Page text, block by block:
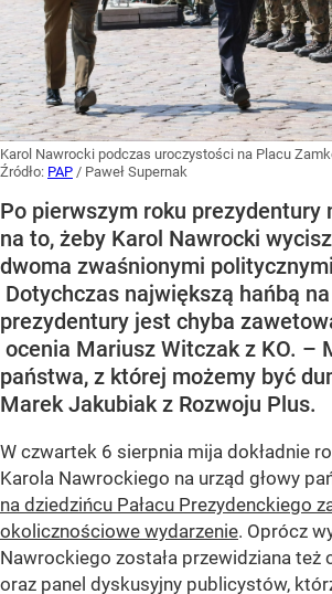
Karol Nawrocki podczas uroczystości na Placu
Źródło: PAP / Paweł Supernak
Po pierwszym roku prezydentury
na to, żeby Karol Nawrocki
dwoma zwaśnionymi
Dotychczas największą hańbą
prezydentury jest chyba
ocenia Mariusz Witczak z KO. –
państwa, z której możemy być
Marek Jakubiak z Rozwoju Plus.
W czwartek 6 sierpnia mija dokładnie
Karola Nawrockiego na urząd głowy
na dziedzińcu Pałacu Prezydenckiego
okolicznościowe wydarzenie. Oprócz
Nawrockiego została przewidziana też
oraz panel dyskusyjny publicystów,